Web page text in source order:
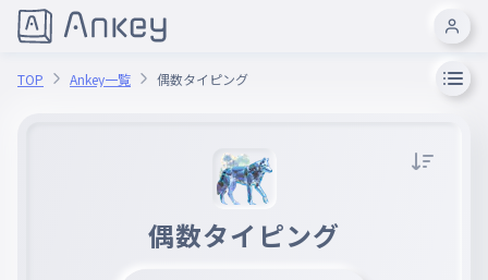
TOP Ankey一覧 偶数タイピング
偶数タイピング